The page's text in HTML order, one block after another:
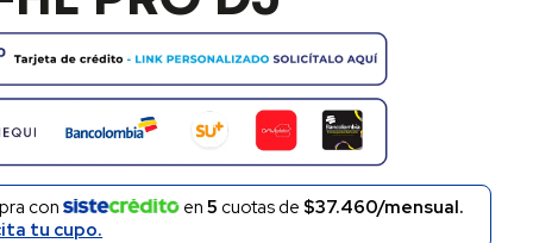
con en 5 cuotas de $37.460/mensual.
tu cupo.